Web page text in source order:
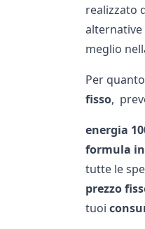
realizzato
alternative
meglio
Per
fisso,
energia
formula in
tutte le
prezzo
tuoi